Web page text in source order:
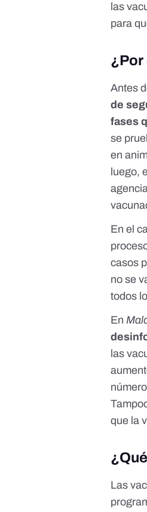
las
para
¿Por
Antes
de
fases
se
en
luego,
En el
casos
no se
todos
En
las
que la
¿
Las